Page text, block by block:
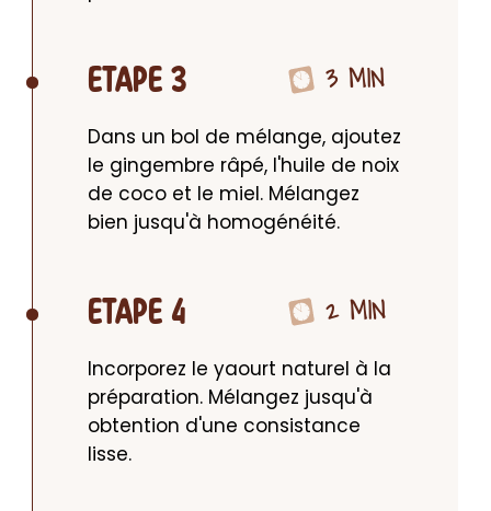
ETAPE 3 3 MIN
Dans un bol de mélange, ajoutez
le gingembre râpé, l'huile de noix
de coco et le miel. Mélangez
bien jusqu'à homogénéité.
ETAPE 4 2 MIN
Incorporez le yaourt naturel à la
préparation. Mélangez jusqu'à
obtention d'une consistance
lisse.